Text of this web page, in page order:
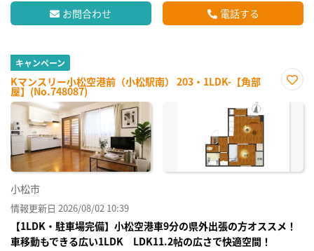
お問合わせ 電話する
キャンペーン
Kマンスリー小松空港前（小松駅南） 203・1LDK-【角部
屋】(No.748087)
に入
小松市
情報更新日 2026/08/02 10:39
【1LDK・駐車場完備】小松空港車9分の県外出張の方オススメ！
車移動もできる広い1LDK LDK11.2帖の広さで快適空間！